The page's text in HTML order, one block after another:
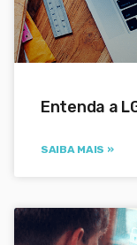
Entenda a
SAIBA MAIS »